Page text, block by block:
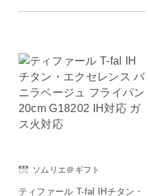
ソムリエ＠ギフト
ティファール T-fal IHチタン・